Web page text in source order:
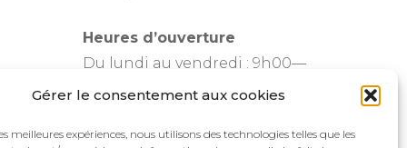
Gérer le consentement aux cookies
meilleures expériences, nous utilisons des technologies telles que les
Heures d’ouverture
Du lundi au vendredi : 9h00—
17h00
15h00